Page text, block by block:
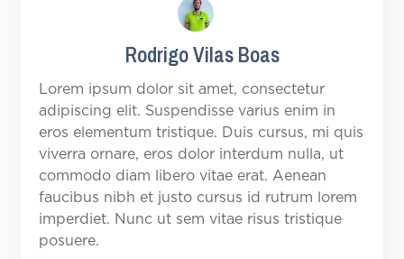
Rodrigo Vilas Boas
Lorem ipsum dolor sit amet, consectetur
adipiscing elit. Suspendisse varius enim in
eros elementum tristique. Duis cursus, mi quis
viverra ornare, eros dolor interdum nulla, ut
commodo diam libero vitae erat. Aenean
faucibus nibh et justo cursus id rutrum lorem
imperdiet. Nunc ut sem vitae risus tristique
posuere.